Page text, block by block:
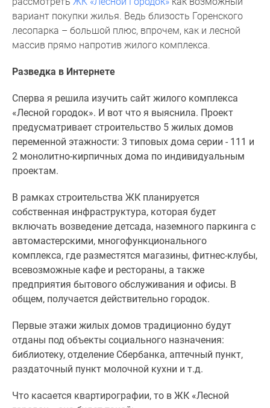
новостроек
Экспертиза
новостроек
Москвы
Подмосковья
Студии
комнатные
комнатные
комнатные
Квартиры
карте
Ипотечный
калькулятор
Семейная
ипотека
ипотека
Банки
программы
Медиа
вариант покупки жилья. Ведь близость Горенского
лесопарка – большой плюс, впрочем, как и лесной
массив прямо напротив жилого комплекса.
Разведка в Интернете
Сперва я решила изучить сайт жилого комплекса
«Лесной городок». И вот что я выяснила. Проект
предусматривает строительство 5 жилых домов
переменной этажности: 3 типовых дома серии - 111 и
2 монолитно-кирпичных дома по индивидуальным
проектам.
В рамках строительства ЖК планируется
собственная инфраструктура, которая будет
включать возведение детсада, наземного паркинга с
автомастерскими, многофункционального
комплекса, где разместятся магазины, фитнес-клубы,
всевозможные кафе и рестораны, а также
предприятия бытового обслуживания и офисы. В
общем, получается действительно городок.
Первые этажи жилых домов традиционно будут
отданы под объекты социального назначения:
библиотеку, отделение Сбербанка, аптечный пункт,
раздаточный пункт молочной кухни и т.д.
Что касается квартирографии, то в ЖК «Лесной